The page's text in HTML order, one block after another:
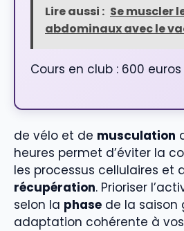
Lire aussi : Se muscler
abdominaux avec le
Cours en club : 600
de vélo et de musculation
heures permet d’éviter la
les processus cellulaires et
récupération. Prioriser
selon la phase de la saison
adaptation cohérente à